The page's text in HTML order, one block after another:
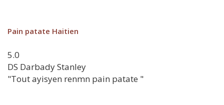
Pain patate Haitien
5.0
DS Darbady Stanley
"Tout ayisyen renmn pain patate "